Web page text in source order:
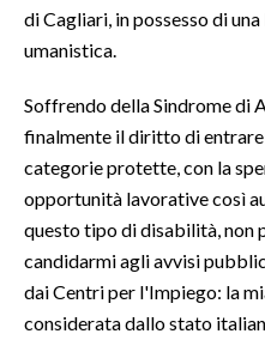
#CARAUNIONE
INSULARITÀ
INFO AZIENDE
ABBONATI
NECROLOGI
di Cagliari, in possesso di
umanistica.
Soffrendo della Sindrome di
finalmente il diritto di
categorie protette, con la
opportunità lavorative così
questo tipo di disabilità, non
candidarmi agli avvisi
dai Centri per l'Impiego: la
considerata dallo stato